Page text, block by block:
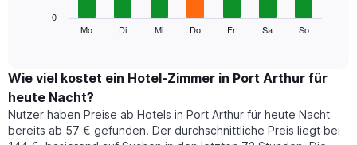
Monate
hat
1
Y-
Achse,
die
den
durchschnittlichen
Preis
eines
Zimmers
Mo Di Mi Do Fr Sa So
0
Wie viel kostet ein Hotel-Zimmer in Port Arthur für
heute Nacht?
Nutzer haben Preise ab Hotels in Port Arthur für heute Nacht
bereits ab 57 € gefunden. Der durchschnittliche Preis liegt bei